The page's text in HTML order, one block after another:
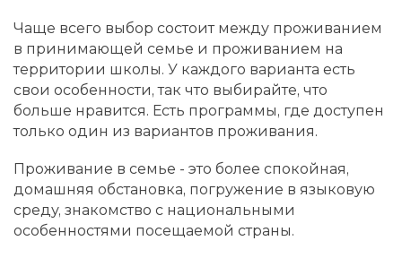
Чаще всего выбор состоит между проживанием
в принимающей семье и проживанием на
территории школы. У каждого варианта есть
свои особенности, так что выбирайте, что
больше нравится. Есть программы, где доступен
только один из вариантов проживания.
Проживание в семье - это более спокойная,
домашняя обстановка, погружение в языковую
среду, знакомство с национальными
особенностями посещаемой страны.